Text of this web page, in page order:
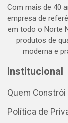
Com mais de 40
empresa de
em todo o Norte
produtos de
moderna e
Institucional
Quem
Política de